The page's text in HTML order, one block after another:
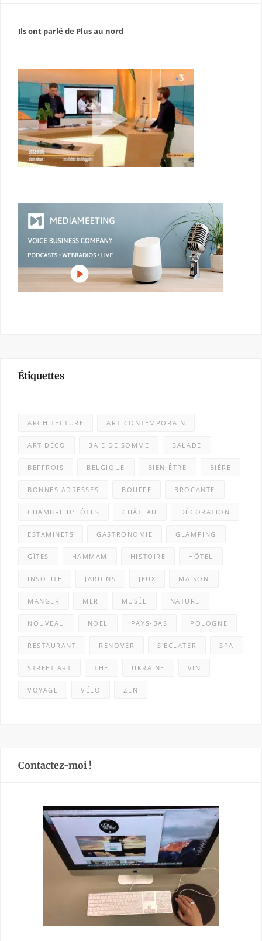
Ils ont parlé de Plus au nord
Étiquettes
ARCHITECTURE ART CONTEMPORAIN
ART DÉCO BAIE DE SOMME BALADE
BEFFROIS BELGIQUE BIEN-ÊTRE BIÈRE
BONNES ADRESSES BOUFFE BROCANTE
CHAMBRE D'HÔTES CHÂTEAU DÉCORATION
ESTAMINETS GASTRONOMIE GLAMPING
GÎTES HAMMAM HISTOIRE HÔTEL
INSOLITE JARDINS JEUX MAISON
MANGER MER MUSÉE NATURE
NOUVEAU NOËL PAYS-BAS POLOGNE
RESTAURANT RÉNOVER S'ÉCLATER SPA
STREET ART THÉ UKRAINE VIN
VOYAGE VÉLO ZEN
Contactez-moi !